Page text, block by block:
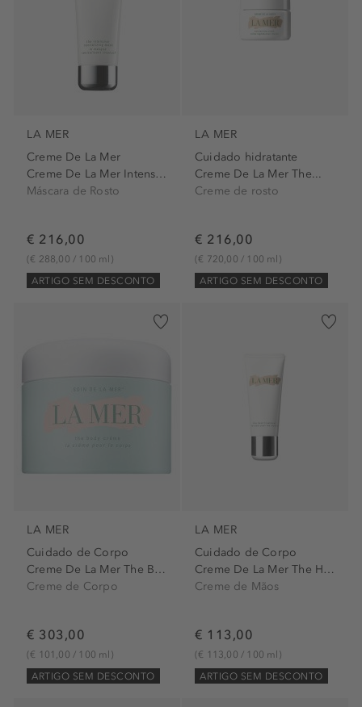
LA MER
Creme De La Mer
Creme De La Mer Intensiv...
Máscara de Rosto
€ 216,00
(€ 288,00 / 100 ml)
ARTIGO SEM DESCONTO
LA MER
Cuidado hidratante
Creme De La Mer The...
Creme de rosto
€ 216,00
(€ 720,00 / 100 ml)
ARTIGO SEM DESCONTO
LA MER
Cuidado de Corpo
Creme De La Mer The Body Cream
Creme de Corpo
€ 303,00
(€ 101,00 / 100 ml)
ARTIGO SEM DESCONTO
LA MER
Cuidado de Corpo
Creme De La Mer The Hand...
Creme de Mãos
€ 113,00
(€ 113,00 / 100 ml)
ARTIGO SEM DESCONTO